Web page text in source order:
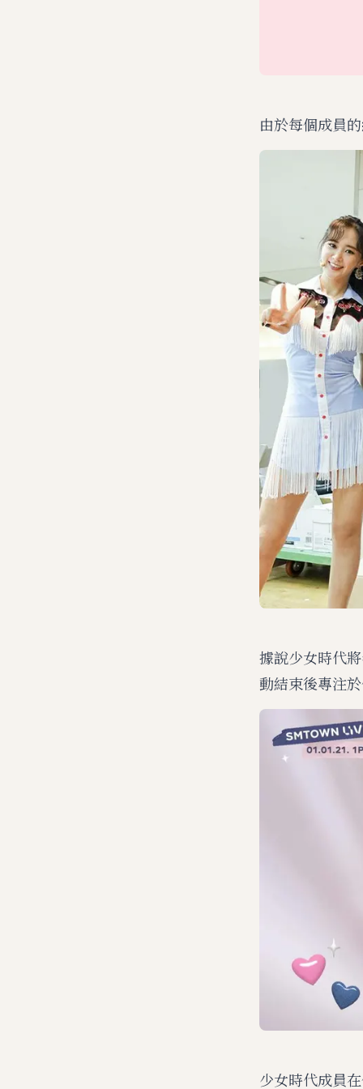
由於每個成員
據說少女時代
動結束後專注
少女時代成員